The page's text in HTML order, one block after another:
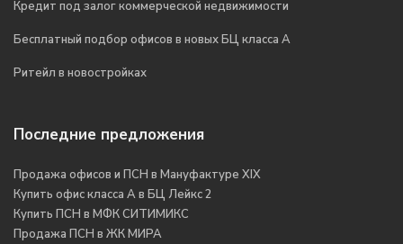
Кредит под залог коммерческой недвижимости
Бесплатный подбор офисов в новых БЦ класса А
Ритейл в новостройках
Последние предложения
Продажа офисов и ПСН в Мануфактуре XIX
Купить офис класса А в БЦ Лейкс 2
Купить ПСН в МФК СИТИМИКС
Продажа ПСН в ЖК МИРА